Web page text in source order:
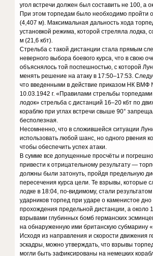
угол встречи должен был составить не 100, а
При этом торпедам было необходимо пройти
(4,407 м). Максимальная дальность хода
установкой режима, которой стреляла лодка,
м (21,6 кбт).
Стрельба с такой дистанции стала прямым
неверного выбора боевого курса, что в свою
объяснялось той поспешностью, с которой
менять решение на атаку в 17:50–17:53.
что введенными в действие приказом НК ВМФ
10.03.1942 г. «Правилами стрельбы
лодок» стрельба с дистанций 16–20 кбт по
кораблю при углах встречи свыше 90°
бесполезная.
Несомненно, что в сложившейся ситуации
использовать любой шанс, но одного рвения
чтобы обеспечить успех атаки.
В сумме все допущенные просчёты и
привести к отрицательному результату —
должны были затонуть, пройдя предельную
пересечения курса цели. Те взрывы, которые
лодке в 18:04, по-видимому, стали
ударников торпед при ударе о каменистое дно
прохождения предельной дистанции, а около
взрывами глубинных бомб германских
на обнаруженную ими британскую субмарину
Исходя из направления и скорости движения
эскадры, можно утверждать, что взрывы
могли быть зафиксированы на немецких